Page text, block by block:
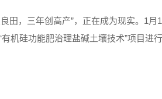
田，三年创高产”，正在成为现实。1
机硅功能肥治理盐碱土壤技术”项目进